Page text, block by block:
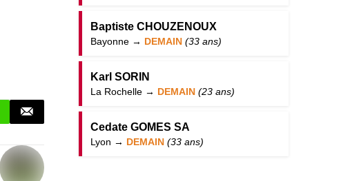
Baptiste CHOUZENOUX
Bayonne → DEMAIN (33 ans)
Karl SORIN
La Rochelle → DEMAIN (23 ans)
Cedate GOMES SA
Lyon → DEMAIN (33 ans)